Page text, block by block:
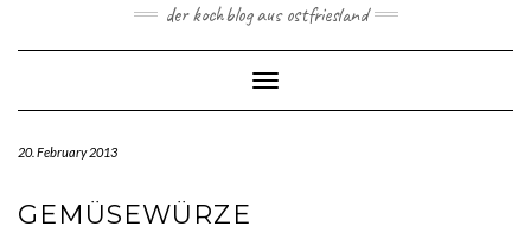
der kochblog aus ostfriesland
Toggle Navigation
20. February 2013
GEMÜSEWÜRZE